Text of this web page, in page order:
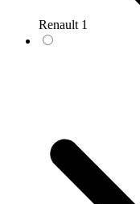
Renault 1